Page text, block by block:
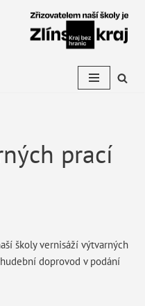
prací
školy vernisáží výtvarných
doprovod v podání